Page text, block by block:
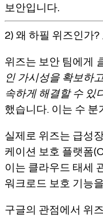
보안입니다.
2) 왜 하필 위즈인가
위즈는 보안 팀에게
인 가시성을 확보하
속하게 해결할 수 있
했습니다. 이는 수
실제로 위즈는 급성
케이션 보호 플랫폼
이는 클라우드 태세
워크로드 보호 기능
구글의 관점에서 위